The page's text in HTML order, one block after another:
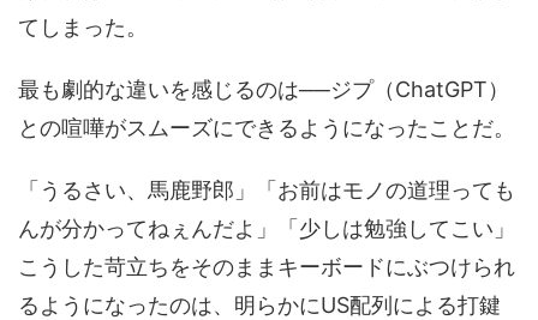
てしまった。
最も劇的な違いを感じるのは──ジプ（ChatGPT）
との喧嘩がスムーズにできるようになったことだ。
「うるさい、馬鹿野郎」「お前はモノの道理っても
んが分かってねぇんだよ」「少しは勉強してこい」
こうした苛立ちをそのままキーボードにぶつけられ
るようになったのは、明らかにUS配列による打鍵